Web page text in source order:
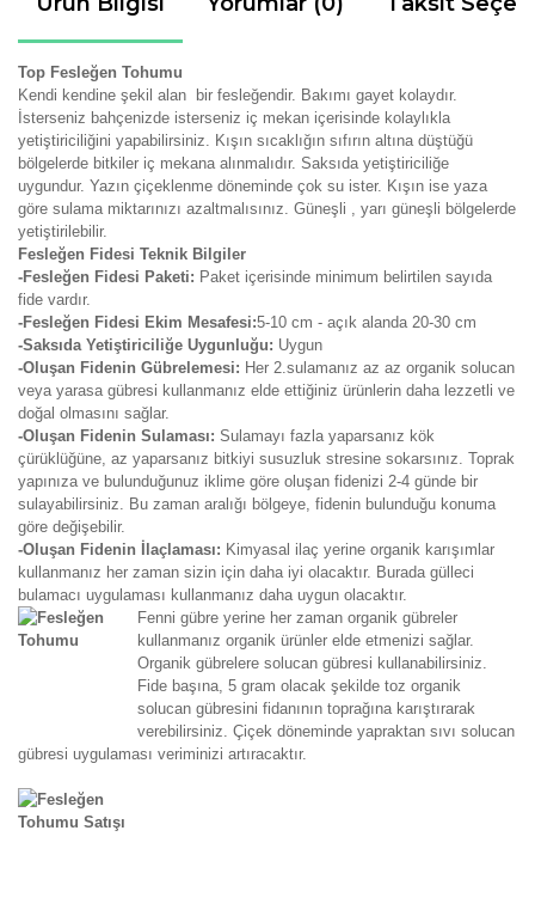
Top Fesleğen Tohumu
Kendi kendine şekil alan bir fesleğendir. Bakımı gayet kolaydır.
İsterseniz bahçenizde isterseniz iç mekan içerisinde kolaylıkla
yetiştiriciliğini yapabilirsiniz. Kışın sıcaklığın sıfırın altına düştüğü
bölgelerde bitkiler iç mekana alınmalıdır. Saksıda yetiştiriciliğe
uygundur. Yazın çiçeklenme döneminde çok su ister. Kışın ise yaza
göre sulama miktarınızı azaltmalısınız. Güneşli , yarı güneşli bölgelerde
yetiştirilebilir.
Fesleğen Fidesi Teknik Bilgiler
-Fesleğen Fidesi Paketi: Paket içerisinde minimum belirtilen sayıda
fide vardır.
-Fesleğen Fidesi Ekim Mesafesi:5-10 cm - açık alanda 20-30 cm
-Saksıda Yetiştiriciliğe Uygunluğu: Uygun
-Oluşan Fidenin Gübrelemesi: Her 2.sulamanız az az organik solucan
veya yarasa gübresi kullanmanız elde ettiğiniz ürünlerin daha lezzetli ve
doğal olmasını sağlar.
-Oluşan Fidenin Sulaması: Sulamayı fazla yaparsanız kök
çürüklüğüne, az yaparsanız bitkiyi susuzluk stresine sokarsınız. Toprak
yapınıza ve bulunduğunuz iklime göre oluşan fidenizi 2-4 günde bir
sulayabilirsiniz. Bu zaman aralığı bölgeye, fidenin bulunduğu konuma
göre değişebilir.
-Oluşan Fidenin İlaçlaması: Kimyasal ilaç yerine organik karışımlar
kullanmanız her zaman sizin için daha iyi olacaktır. Burada gülleci
bulamacı uygulaması kullanmanız daha uygun olacaktır.
Fenni gübre yerine her zaman organik gübreler
kullanmanız organik ürünler elde etmenizi sağlar.
Organik gübrelere solucan gübresi kullanabilirsiniz.
Fide başına, 5 gram olacak şekilde toz organik
solucan gübresini fidanının toprağına karıştırarak
verebilirsiniz. Çiçek döneminde yapraktan sıvı solucan
gübresi uygulaması veriminizi artıracaktır.